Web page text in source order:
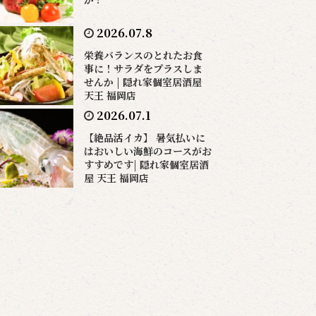
2026.07.8
栄養バランスのとれたお食
事に！サラダをプラスしま
せんか | 隠れ家個室居酒屋
天王 福岡店
2026.07.1
【絶品活イカ】 暑気払いに
はおいしい海鮮のコースがお
すすめです| 隠れ家個室居酒
屋 天王 福岡店